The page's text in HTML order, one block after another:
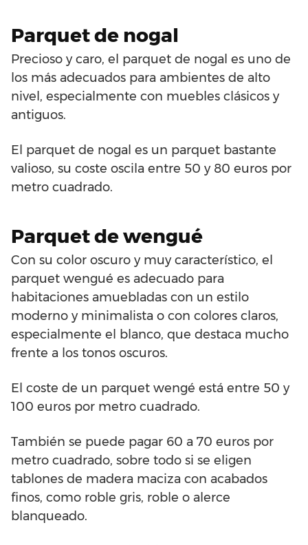
Parquet de nogal
Precioso y caro, el parquet de nogal es uno de
los más adecuados para ambientes de alto
nivel, especialmente con muebles clásicos y
antiguos.
El parquet de nogal es un parquet bastante
valioso, su coste oscila entre 50 y 80 euros por
metro cuadrado.
Parquet de wengué
Con su color oscuro y muy característico, el
parquet wengué es adecuado para
habitaciones amuebladas con un estilo
moderno y minimalista o con colores claros,
especialmente el blanco, que destaca mucho
frente a los tonos oscuros.
El coste de un parquet wengé está entre 50 y
100 euros por metro cuadrado.
También se puede pagar 60 a 70 euros por
metro cuadrado, sobre todo si se eligen
tablones de madera maciza con acabados
finos, como roble gris, roble o alerce
blanqueado.